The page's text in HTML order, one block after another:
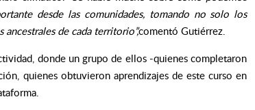
desde las comunidades, tomando no solo los
de cada territorio”,comentó Gutiérrez.
donde un grupo de ellos -quienes completaron
quienes obtuvieron aprendizajes de este curso en